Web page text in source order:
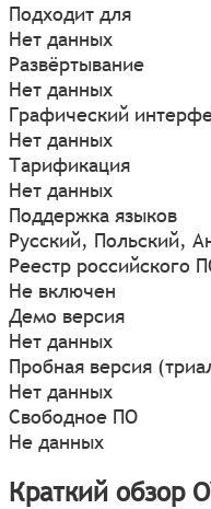
Подходит для
Нет данных
Развёртывание
Нет данных
Графический
Нет данных
Тарификация
Нет данных
Поддержка языков
Русский, Польский,
Реестр российского
Не включен
Демо версия
Нет данных
Пробная версия
Нет данных
Свободное ПО
Не данных
Краткий обзор